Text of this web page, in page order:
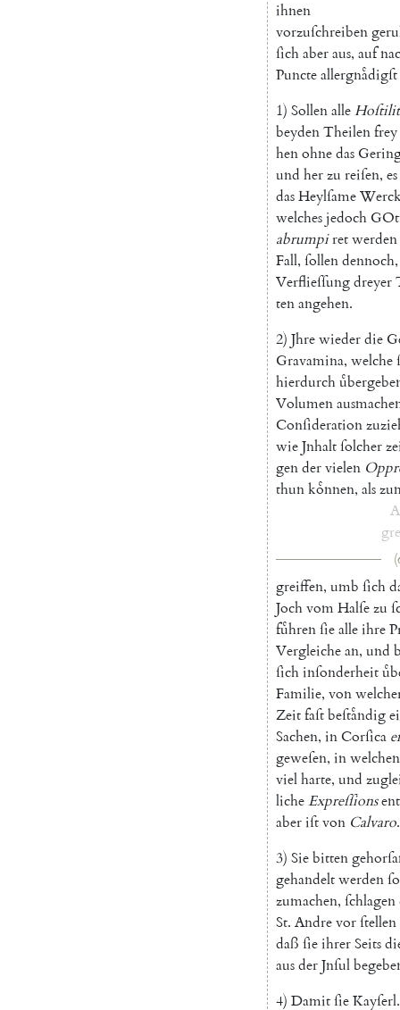
ihnen
vorzuſchreiben
ſichaberaus, auf
Puncteallergnaͤdigſt
1) Sollenalle
beydenTheilenfrey
henohnedas
und herzu reiſen, es
dasHeylſame
welchesjedoch
abrumpiretwerden
Fall, ſollendennoch,
Verflieſſungdreyer
tenangehen.
2) Jhrewiederdie
Gravamina, welche
hierdurch
Volumen
Conſideration
wieJnhaltſolcher
gendervielen
thunkoͤnnen, als
A
greiffen, umb ſich
JochvomHalſezu
fuͤhrenſiealleihre
Vergleichean, und
ſichinſonderheit
Familie, von
Zeitfaſtbeſtaͤndig
Sachen, inCorſica
geweſen, inwelchen
vielharte, und
licheExpreſſions
aberiſtvon Calvaro.
3) Siebitten
gehandeltwerden
zumachen, ſchlagen
St. Andrevorſtellen
daß ſieihrerSeits
ausderJnſul
4) DamitſieKayſerl.